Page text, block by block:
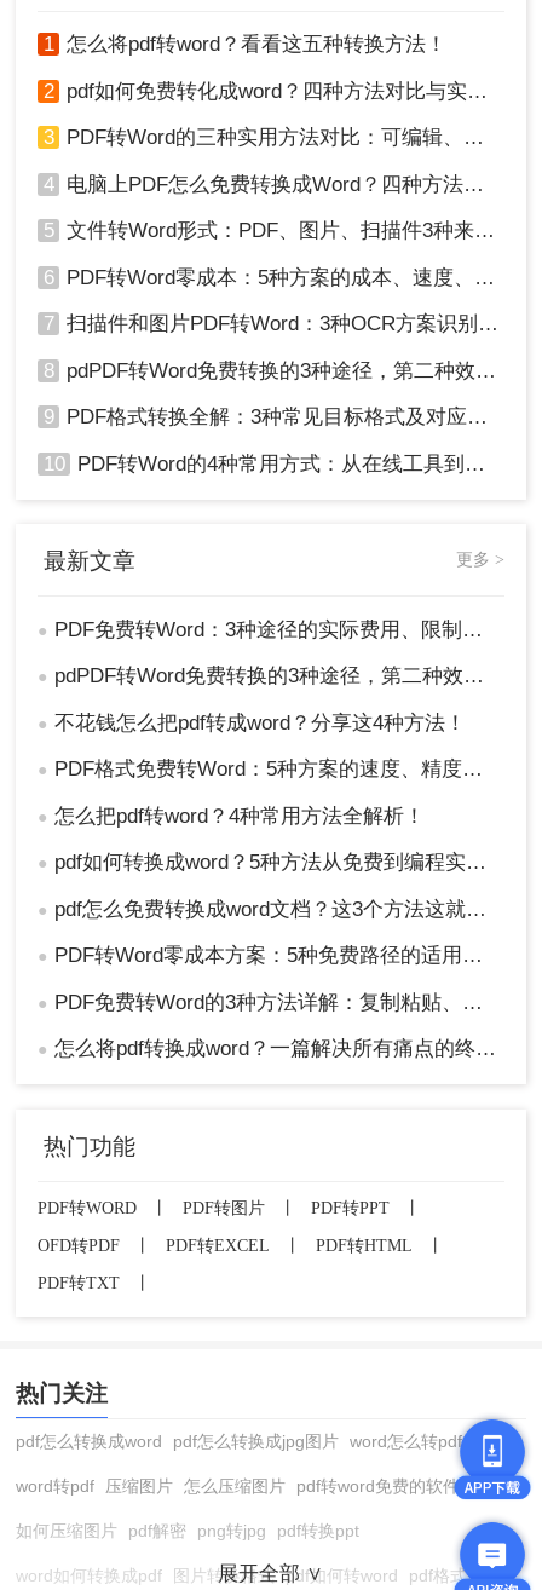
3、Word会提示您该文件是PDF格式，并询问
是否要将其转换为可编辑的Word文档，点
击“确定”。
4、转换完成后，检查排版并保存为.docx格式
注意
转换后需仔细检查排版，尤其是表格、图片
和特殊字体。
不同的转换方法各有千秋，适用于不同类型的用户
和需求。直接复制粘贴适合于简单的文本内容，而
在线转换工具则更适合偶尔使用的用户。对于经常
Word直接打开PDF可能是最便捷的选择。无论选择
哪种方式，都应关注数据安全和个人隐私保护，并
根据实际需求灵活运用上述方法，以达到最佳的转
换效果。希望这份指南能帮助您顺利地完成PDF到
1 怎么将pdf转word？看看这五种转换方法！
2 pdf如何免费转化成word？四种方法对比与实操指南（附详细表格）
3 PDF转Word的三种实用方法对比：可编辑、保格式、避风险！
4 电脑上PDF怎么免费转换成Word？四种方法对比与实操指南（附详细表格）!
5 文件转Word形式：PDF、图片、扫描件3种来源分别怎么处理！
6 PDF转Word零成本：5种方案的成本、速度、精度对比！
7 扫描件和图片PDF转Word：3种OCR方案识别率实测！
8 pdPDF转Word免费转换的3种途径，第二种效率最高！
9 PDF格式转换全解：3种常见目标格式及对应操作方法！
10 PDF转Word的4种常用方式：从在线工具到桌面软件全梳理！
最新文章 更多 >
● PDF免费转Word：3种途径的实际费用、限制和效果对比！
● pdPDF转Word免费转换的3种途径，第二种效率最高！
● 不花钱怎么把pdf转成word？分享这4种方法！
● PDF格式免费转Word：5种方案的速度、精度、文件限制对比！
● 怎么把pdf转word？4种常用方法全解析！
● pdf如何转换成word？5种方法从免费到编程实测对比！
● pdf怎么免费转换成word文档？这3个方法这就教给你！
● PDF转Word零成本方案：5种免费路径的适用边界和效果评估！
● PDF免费转Word的3种方法详解：复制粘贴、在线工具与Word内置转换效果对比！
● 怎么将pdf转换成word？一篇解决所有痛点的终极指南！
热门功能
PDF转WORD PDF转图片 PDF转PPT
OFD转PDF
PDF转EXCEL PDF转HTML
PDF转TXT
热门关注
pdf怎么转换成word pdf怎么转换成jpg图片 word怎么转pdf
word转pdf 压缩图片 怎么压缩图片 pdf转word免费的软件
如何压缩图片 pdf解密 png转jpg pdf转换ppt
word如何转换成pdf 图片转换格式 pdf如何转word pdf格式转换
展开全部 ∨